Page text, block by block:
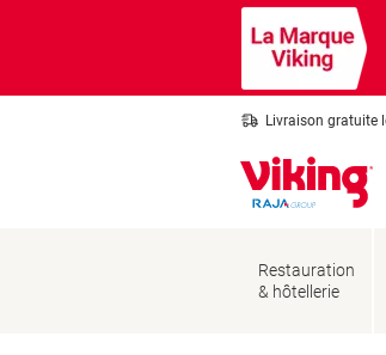
Livraison gratuite
Restauration
& hôtellerie